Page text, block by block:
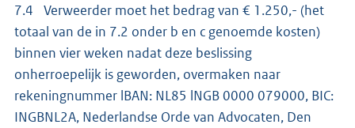
7.4 Verweerder moet het bedrag van € 1.250,- (het
totaal van de in 7.2 onder b en c genoemde kosten)
binnen vier weken nadat deze beslissing
onherroepelijk is geworden, overmaken naar
rekeningnummer lBAN: NL85 lNGB 0000 079000, BIC:
INGBNL2A, Nederlandse Orde van Advocaten, Den